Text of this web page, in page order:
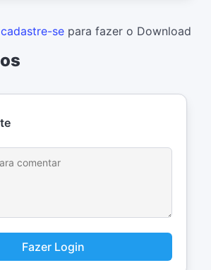
cadastre-se para fazer o Download
Fazer Login